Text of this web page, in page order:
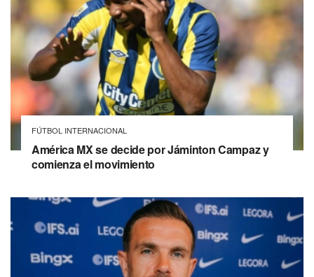
FÚTBOL INTERNACIONAL
América MX se decide por Jáminton Campaz y
comienza el movimiento